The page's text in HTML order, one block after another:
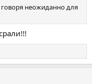
неожиданно для